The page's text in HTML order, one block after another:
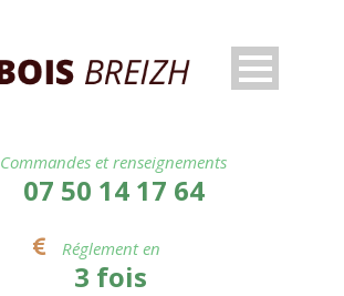
Commandes et renseignements
07 50 14 17 64
Réglement en
3 fois